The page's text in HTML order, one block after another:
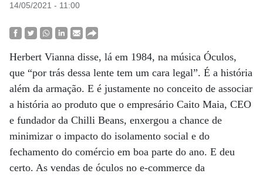
14/05/2021 - 11:00
Herbert Vianna disse, lá em 1984, na música Óculos,
que “por trás dessa lente tem um cara legal”. É a história
além da armação. E é justamente no conceito de associar
a história ao produto que o empresário Caito Maia, CEO
e fundador da Chilli Beans, enxergou a chance de
minimizar o impacto do isolamento social e do
fechamento do comércio em boa parte do ano. E deu
certo. As vendas de óculos no e-commerce da